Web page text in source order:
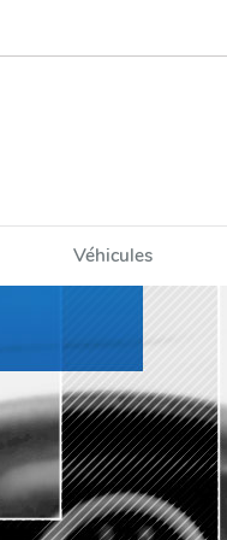
Véhicules